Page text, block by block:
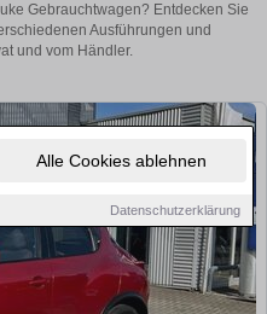
Alle Cookies ablehnen
Datenschutzerklärung
Gebrauchtwagen? Entdecken Sie
Ausführungen und
und vom Händler.